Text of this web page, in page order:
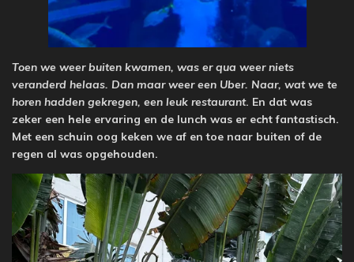
Toen we weer buiten kwamen, was er qua weer niets
veranderd helaas. Dan maar weer een Uber. Naar, wat we te
horen hadden gekregen, een leuk restaurant. En dat was
zeker een hele ervaring en de lunch was er echt fantastisch.
Met een schuin oog keken we af en toe naar buiten of de
regen al was opgehouden.